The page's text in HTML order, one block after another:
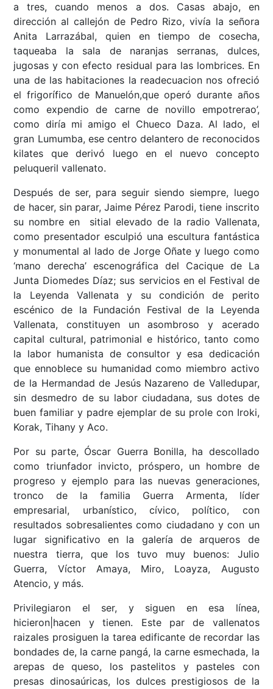
a tres, cuando menos a dos. Casas abajo, en
dirección al callejón de Pedro Rizo, vivía la señora
Anita Larrazábal, quien en tiempo de cosecha,
taqueaba la sala de naranjas serranas, dulces,
jugosas y con efecto residual para las lombrices. En
una de las habitaciones la readecuacion nos ofreció
el frigorífico de Manuelón,que operó durante años
como expendio de carne de novillo empotrerao’,
como diría mi amigo el Chueco Daza. Al lado, el
gran Lumumba, ese centro delantero de reconocidos
kilates que derivó luego en el nuevo concepto
peluqueril vallenato.
Después de ser, para seguir siendo siempre, luego
de hacer, sin parar, Jaime Pérez Parodi, tiene inscrito
su nombre en sitial elevado de la radio Vallenata,
como presentador esculpió una escultura fantástica
y monumental al lado de Jorge Oñate y luego como
‘mano derecha’ escenográfica del Cacique de La
Junta Diomedes Díaz; sus servicios en el Festival de
la Leyenda Vallenata y su condición de perito
escénico de la Fundación Festival de la Leyenda
Vallenata, constituyen un asombroso y acerado
capital cultural, patrimonial e histórico, tanto como
la labor humanista de consultor y esa dedicación
que ennoblece su humanidad como miembro activo
de la Hermandad de Jesús Nazareno de Valledupar,
sin desmedro de su labor ciudadana, sus dotes de
buen familiar y padre ejemplar de su prole con Iroki,
Korak, Tihany y Aco.
Por su parte, Óscar Guerra Bonilla, ha descollado
como triunfador invicto, próspero, un hombre de
progreso y ejemplo para las nuevas generaciones,
tronco de la familia Guerra Armenta, líder
empresarial, urbanístico, cívico, político, con
resultados sobresalientes como ciudadano y con un
lugar significativo en la galería de arqueros de
nuestra tierra, que los tuvo muy buenos: Julio
Guerra, Víctor Amaya, Miro, Loayza, Augusto
Atencio, y más.
Privilegiaron el ser, y siguen en esa línea,
hicieron|hacen y tienen. Este par de vallenatos
raizales prosiguen la tarea edificante de recordar las
bondades de, la carne pangá, la carne esmechada, la
arepas de queso, los pastelitos y pasteles con
presas dinosaúricas, los dulces prestigiosos de la